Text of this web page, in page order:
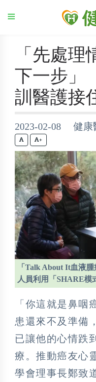
「先處理
下一步
訓醫護接
2023-02-08 健康
+
「Talk About It血液
人員利用「SHARE模
「你這就是鼻
患還來不及準備
已讓他的心情跌
療。推動癌友心
學會理事長鄭致